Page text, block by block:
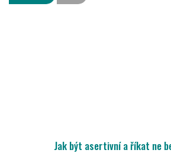
Jak být asertivní a říkat ne